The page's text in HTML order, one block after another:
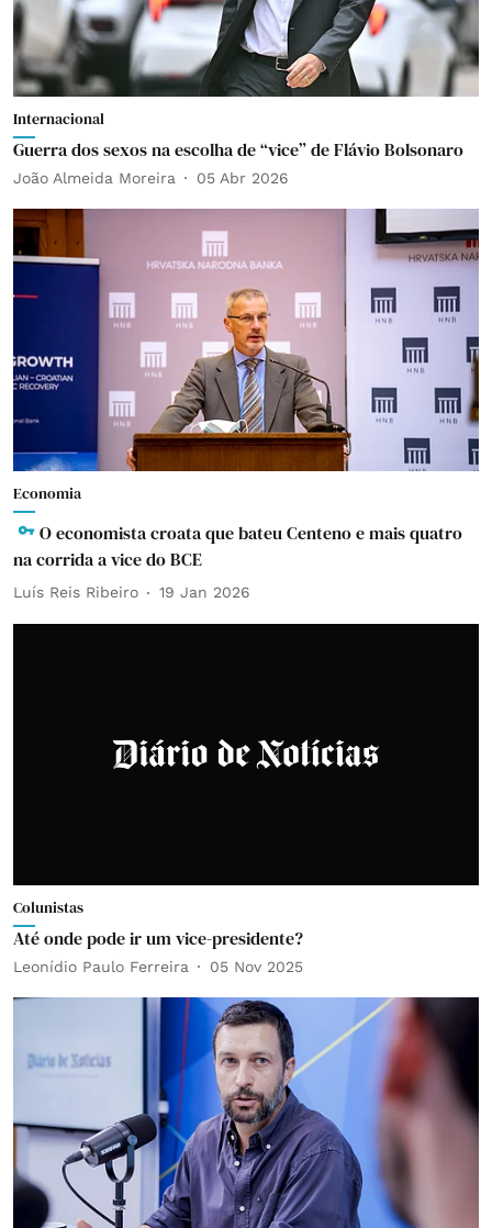
Internacional
Guerra dos sexos na escolha de “vice” de Flávio Bolsonaro
João Almeida Moreira 05 Abr 2026
Economia
O economista croata que bateu Centeno e mais quatro
na corrida a vice do BCE
Luís Reis Ribeiro 19 Jan 2026
Colunistas
Até onde pode ir um vice-presidente?
Leonídio Paulo Ferreira 05 Nov 2025